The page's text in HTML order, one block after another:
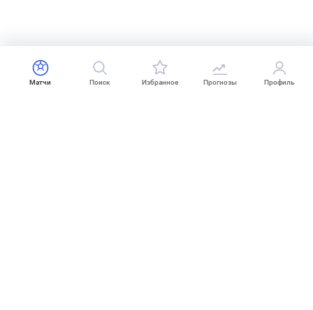
Матчи Поиск Избранное Прогнозы Профиль